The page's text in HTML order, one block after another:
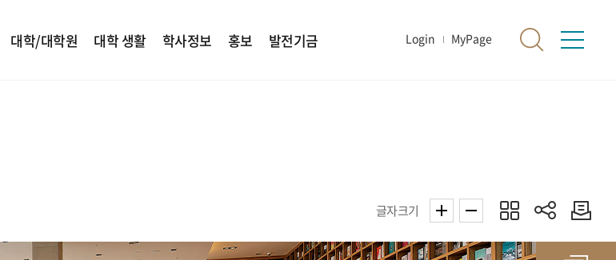
대학/대학원 대학 생활 학사정보 홍보 발전기금 Login MyPage
글자크기